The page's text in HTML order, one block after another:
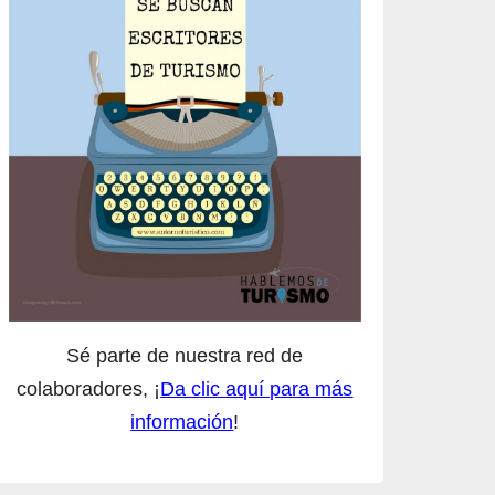
Sé parte de nuestra red de
colaboradores, ¡Da clic aquí para más
información!